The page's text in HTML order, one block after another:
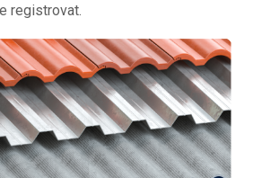
registrovat.